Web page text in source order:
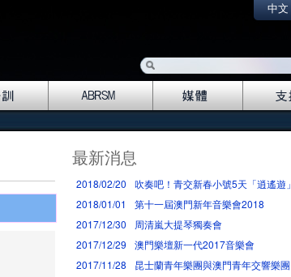
中文
最新消息
2018/02/20
吹奏吧！青交新春小號5天「逍遙遊」
2018/01/01
第十一屆澳門新年音樂會2018
2017/12/30
周清嵐大提琴獨奏會
2017/12/29
澳門樂壇新一代2017音樂會
2017/11/28
昆士蘭青年樂團與澳門青年交響樂團